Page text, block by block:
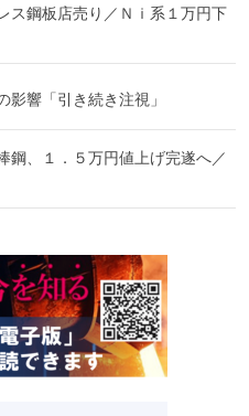
ス鋼板店売り／Ｎｉ系１万円下
響「引き続き注視」
鋼、１．５万円値上げ完遂へ／